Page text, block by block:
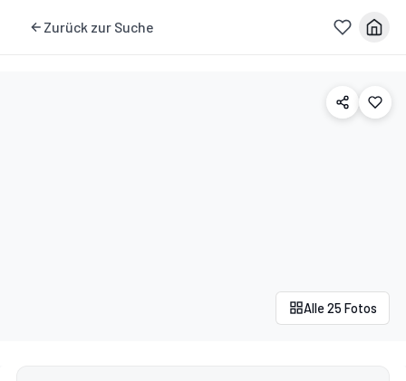
Zurück zur Suche
Alle 25 Fotos